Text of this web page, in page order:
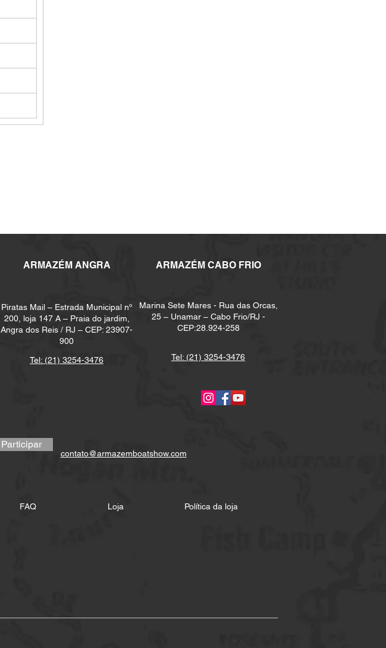
ARMAZÉM ANGRA ARMAZÉM CABO FRIO
Tel: (21) 3254-3476
Piratas Mail – Estrada Municipal nº
200, loja 147 A – Praia do jardim,
Angra dos Reis / RJ – CEP: 23907-
900
Marina Sete Mares - Rua das Orcas,
25 – Unamar – Cabo Frio/RJ -
CEP:28.924-258
Tel: (21) 3254-3476
Participar
contato@armazemboatshow.com
FAQ Loja Política da loja